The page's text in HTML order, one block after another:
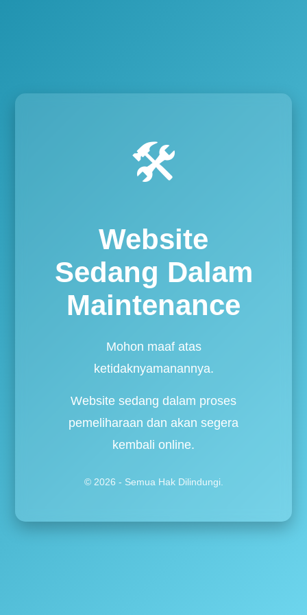
🛠️
Website
Sedang Dalam
Maintenance
Mohon maaf atas
ketidaknyamanannya.
Website sedang dalam proses
pemeliharaan dan akan segera
kembali online.
© 2026 - Semua Hak Dilindungi.